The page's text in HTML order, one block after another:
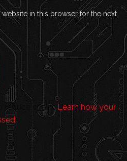
website in this browser for the next
reduce spam. Learn how your